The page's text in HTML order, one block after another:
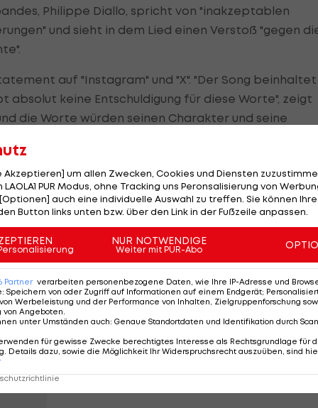
Philippe Diallo, spricht von "inakzeptablen
und sieht in dem Lied einen Verstoß "gegen
auf "Instagram" und "X". "Der Song beinhaltet
keine Entschuldigung für diese Worte", zeigt
die Worte würden seinen Charakter und seine
July 16, 2024
man bedenkt, dass Fernandez beimFC Chelsea
Malo Gusto und Christopher Nkunku mit fünf
Einer von ihnen, nämlich Wesley Fofana,
würde "ungehemmten Rassismus" zeigen.
Akzeptieren] um allen Zwecken, Cookies und Diensten
PUR Modus, ohne Tracking uns Peronsalisierung von
auch eine individuelle Auswahl zu treffen. Sie können
Button links unten bzw. über den Link in der Fußzeile anpassen.
NUR NOTWENDIGE
Weiter mit PUR-Abo
Partner verarbeiten personenbezogene Daten, wie Ihre IP-Adresse und
: Speichern von oder Zugriff auf Informationen auf einem Endgerät;
Werbeleistung und der Performance von Inhalten, Zielgruppenforschung
von Angeboten.
unter Umständen auch: Genaue Standortdaten und Identifikation durch
für gewisse Zwecke berechtigtes Interesse als Rechtsgrundlage für
Details dazu, sowie die Möglichkeit Ihr Widerspruchsrecht auszuüben, sind